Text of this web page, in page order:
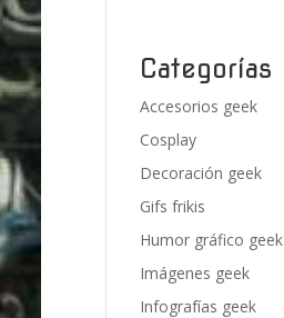
Categorías
Accesorios geek
Cosplay
Decoración geek
Gifs frikis
Humor gráfico geek
Imágenes geek
Infografías geek